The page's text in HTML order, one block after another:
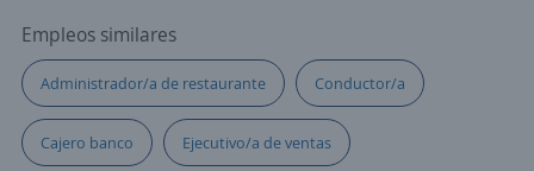
Empleos similares
Administrador/a de restaurante Conductor/a
Cajero banco Ejecutivo/a de ventas